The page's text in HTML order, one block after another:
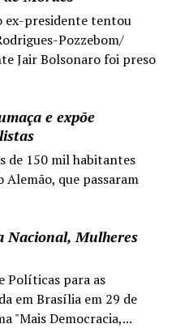
ex-presidente tentou
Pozzebom/
Jair Bolsonaro foi preso
e expõe
de 150 mil habitantes
Alemão, que passaram
Nacional, Mulheres
Políticas para as
em Brasília em 29 de
"Mais Democracia,...